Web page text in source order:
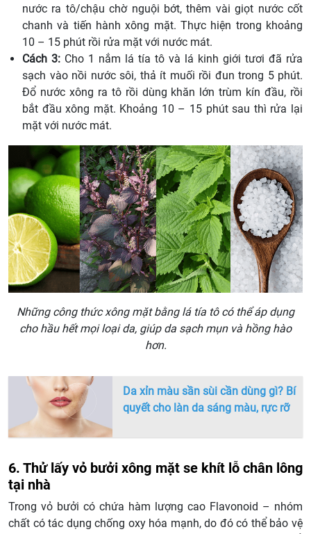
nước ra tô/chậu chờ nguội bớt, thêm vài giọt nước cốt
chanh và tiến hành xông mặt. Thực hiện trong khoảng
10 – 15 phút rồi rửa mặt với nước mát.
Cách 3: Cho 1 nắm lá tía tô và lá kinh giới tươi đã rửa
sạch vào nồi nước sôi, thả ít muối rồi đun trong 5 phút.
Đổ nước xông ra tô rồi dùng khăn lớn trùm kín đầu, rồi
bắt đầu xông mặt. Khoảng 10 – 15 phút sau thì rửa lại
mặt với nước mát.
Những công thức xông mặt bằng lá tía tô có thể áp dụng
cho hầu hết mọi loại da, giúp da sạch mụn và hồng hào
hơn.
Da xỉn màu sần sùi cần dùng gì? Bí
quyết cho làn da sáng màu, rực rỡ
6. Thử lấy vỏ bưởi xông mặt se khít lỗ chân lông
tại nhà
Trong vỏ bưởi có chứa hàm lượng cao Flavonoid – nhóm
chất có tác dụng chống oxy hóa mạnh, do đó có thể bảo vệ